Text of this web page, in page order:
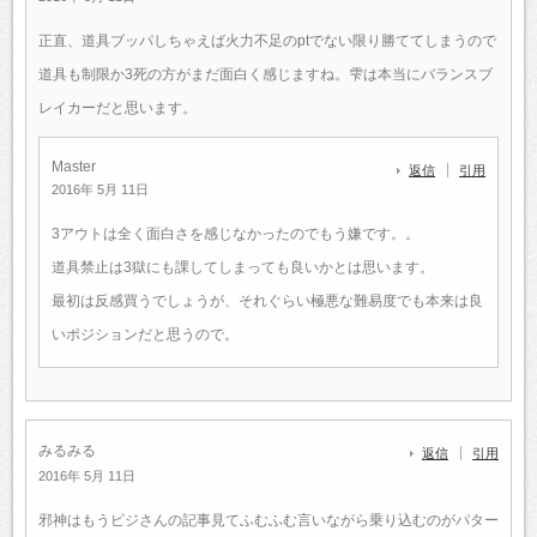
正直、道具ブッパしちゃえば火力不足のptでない限り勝ててしまうので
道具も制限か3死の方がまだ面白く感じますね。雫は本当にバランスブ
レイカーだと思います。
Master
2016年 5月 11日
返信 引用
3アウトは全く面白さを感じなかったのでもう嫌です。。
道具禁止は3獄にも課してしまっても良いかとは思います。
最初は反感買うでしょうが、それぐらい極悪な難易度でも本来は良
いポジションだと思うので。
みるみる
2016年 5月 11日
返信 引用
邪神はもうビジさんの記事見てふむふむ言いながら乗り込むのがパター